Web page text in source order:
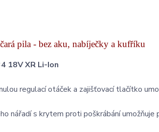
pila - bez aku, nabíječky a kufříku
18V XR Li-Ion
regulací otáček a zajišťovací tlačítko
nářadí s krytem proti poškrábání